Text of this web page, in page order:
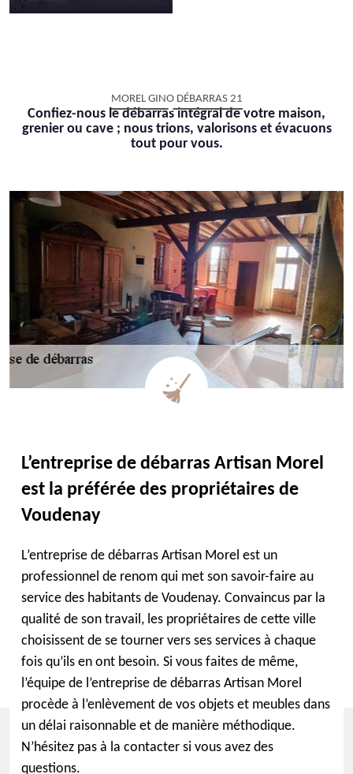
MOREL GINO DÉBARRAS 21
Confiez-nous le débarras intégral de votre maison,
grenier ou cave ; nous trions, valorisons et évacuons
tout pour vous.
L’entreprise de débarras Artisan Morel
est la préférée des propriétaires de
Voudenay
L’entreprise de débarras Artisan Morel est un
professionnel de renom qui met son savoir-faire au
service des habitants de Voudenay. Convaincus par la
qualité de son travail, les propriétaires de cette ville
choisissent de se tourner vers ses services à chaque
fois qu’ils en ont besoin. Si vous faites de même,
l’équipe de l’entreprise de débarras Artisan Morel
procède à l’enlèvement de vos objets et meubles dans
un délai raisonnable et de manière méthodique.
N’hésitez pas à la contacter si vous avez des
questions.